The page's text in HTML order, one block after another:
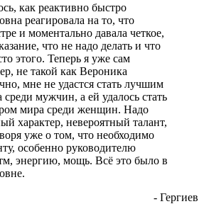
как реактивно быстро
реагировала на то, что
и моментально давала четкое,
что не надо делать и что
этого. Теперь я уже сам
не такой как Вероника
мне не удастся стать лучшим
мужчин, а ей удалось стать
мира среди женщин. Надо
характер, невероятный талант,
уже о том, что необходимо
особенно руководителю
энергию, мощь. Всё это было в
- Гергиев